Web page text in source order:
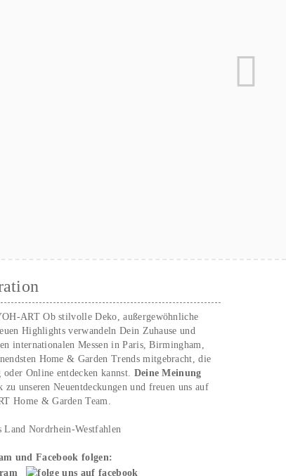
Ob stilvolle Deko, außergewöhnliche
Highlights verwandeln Dein Zuhause und
internationalen Messen in Paris, Birmingham,
Home & Garden Trends mitgebracht, die
Online entdecken kannst. Deine Meinung
unseren Neuentdeckungen und freuen uns auf
Home & Garden Team.
Land Nordrhein-Westfahlen
und Facebook folgen: